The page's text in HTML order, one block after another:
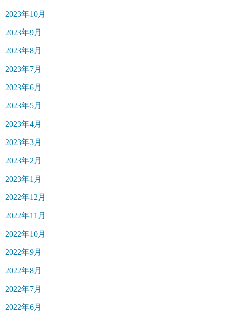
2023年10月
2023年9月
2023年8月
2023年7月
2023年6月
2023年5月
2023年4月
2023年3月
2023年2月
2023年1月
2022年12月
2022年11月
2022年10月
2022年9月
2022年8月
2022年7月
2022年6月